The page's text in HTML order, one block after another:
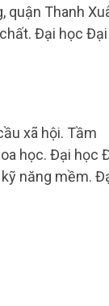
quận Thanh
Đại học Đại
xã hội. Tầm
học. Đại học
năng mềm.